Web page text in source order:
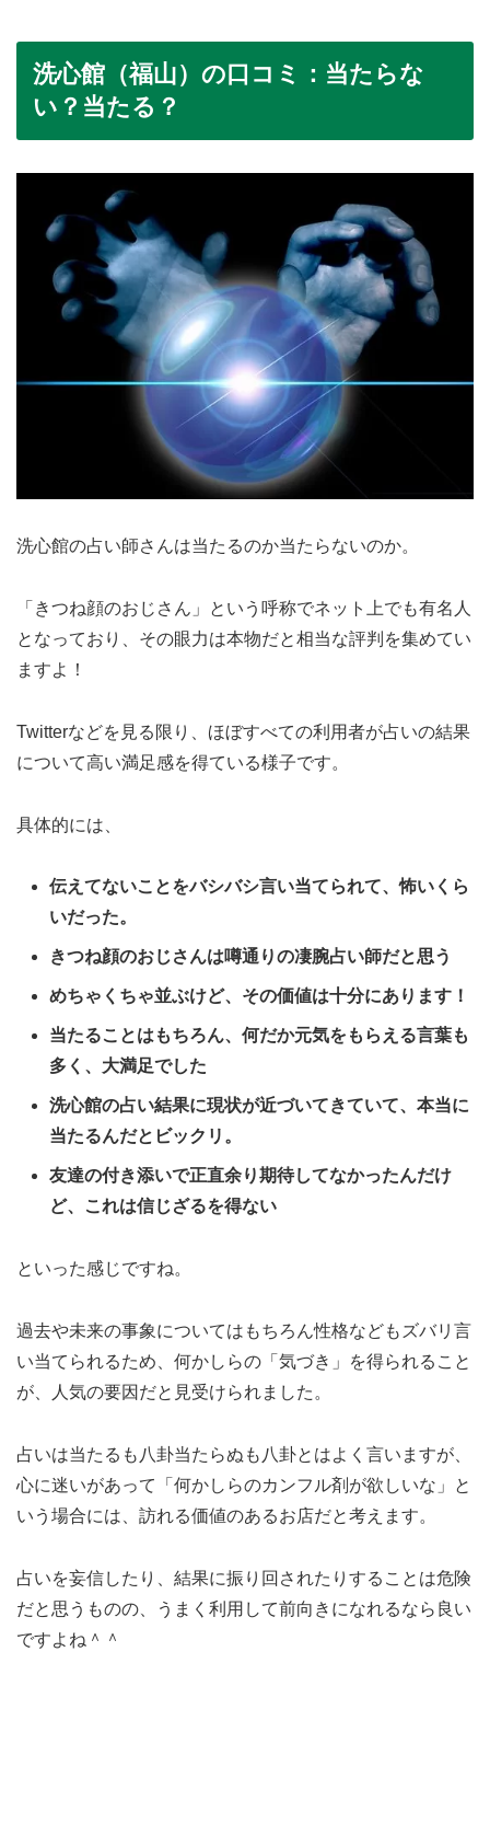
洗心館（福山）の口コミ：当たらな
い？当たる？
洗心館の占い師さんは当たるのか当たらないのか。
「きつね顔のおじさん」という呼称でネット上でも有名人
となっており、その眼力は本物だと相当な評判を集めてい
ますよ！
Twitterなどを見る限り、ほぼすべての利用者が占いの結果
について高い満足感を得ている様子です。
具体的には、
伝えてないことをバシバシ言い当てられて、怖いくら
いだった。
きつね顔のおじさんは噂通りの凄腕占い師だと思う
めちゃくちゃ並ぶけど、その価値は十分にあります！
当たることはもちろん、何だか元気をもらえる言葉も
多く、大満足でした
洗心館の占い結果に現状が近づいてきていて、本当に
当たるんだとビックリ。
友達の付き添いで正直余り期待してなかったんだけ
ど、これは信じざるを得ない
といった感じですね。
過去や未来の事象についてはもちろん性格などもズバリ言
い当てられるため、何かしらの「気づき」を得られること
が、人気の要因だと見受けられました。
占いは当たるも八卦当たらぬも八卦とはよく言いますが、
心に迷いがあって「何かしらのカンフル剤が欲しいな」と
いう場合には、訪れる価値のあるお店だと考えます。
占いを妄信したり、結果に振り回されたりすることは危険
だと思うものの、うまく利用して前向きになれるなら良い
ですよね＾＾